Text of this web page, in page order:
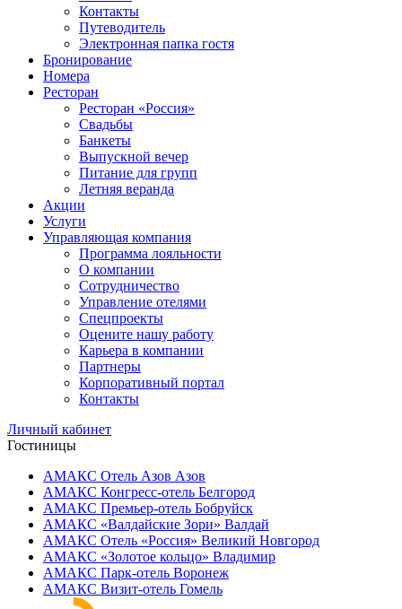
Контакты
Путеводитель
Электронная папка гостя
Бронирование
Номера
Ресторан
Ресторан «Россия»
Свадьбы
Банкеты
Выпускной вечер
Питание для групп
Летняя веранда
Акции
Услуги
Управляющая компания
Программа лояльности
О компании
Сотрудничество
Управление отелями
Спецпроекты
Оцените нашу работу
Карьера в компании
Партнеры
Корпоративный портал
Контакты
Личный кабинет
Гостиницы
АМАКС Отель ‎Азов Азов
АМАКС Конгресс-отель Белгород
АМАКС Премьер-отель Бобруйск
АМАКС «‎Валдайские Зори» Валдай
АМАКС Отель «‎Россия» Великий Новгород
АМАКС «‎Золотое кольцо» Владимир
АМАКС Парк-отель Воронеж
АМАКС Визит-отель Гомель